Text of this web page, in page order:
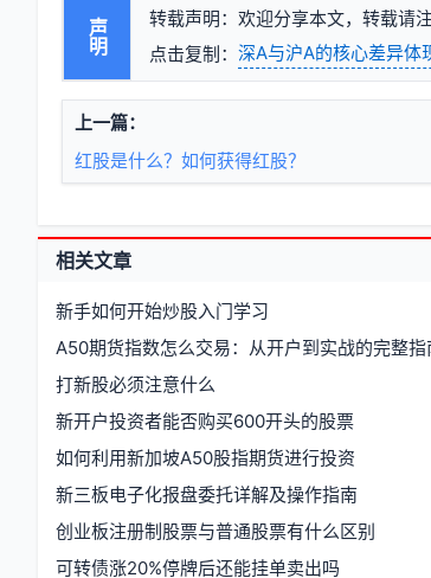
声明
转载声明：欢迎分享本文，转载请注
点击复制： 深A与沪A的核心差异体
上一篇：
红股是什么？如何获得红股？
相关文章
新手如何开始炒股入门学习
A50期货指数怎么交易：从开户到实战的完整指
打新股必须注意什么
新开户投资者能否购买600开头的股票
如何利用新加坡A50股指期货进行投资
新三板电子化报盘委托详解及操作指南
创业板注册制股票与普通股票有什么区别
可转债涨20%停牌后还能挂单卖出吗